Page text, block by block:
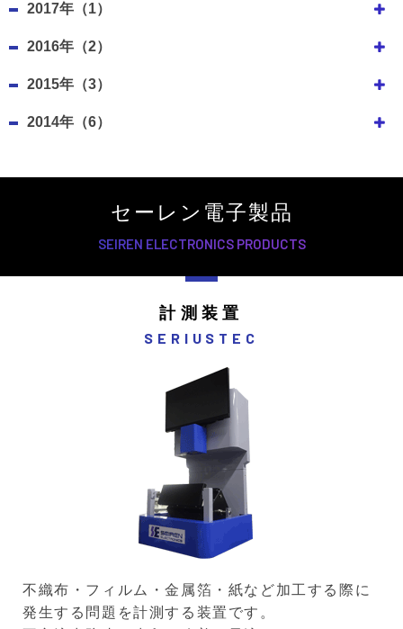
2017年（1）
2016年（2）
2015年（3）
2014年（6）
セーレン電子製品
SEIREN ELECTRONICS PRODUCTS
計測装置
SERIUSTEC
不織布・フィルム・金属箔・紙など加工する際に
発生する問題を計測する装置です。